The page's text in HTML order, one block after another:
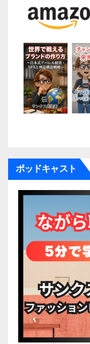
ポッドキャスト